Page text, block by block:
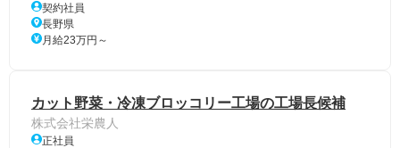
契約社員
長野県
月給23万円～
カット野菜・冷凍ブロッコリー工場の工場長候補
株式会社栄農人
正社員